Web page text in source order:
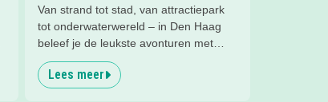
Van strand tot stad, van attractiepark
tot onderwaterwereld – in Den Haag
beleef je de leukste avonturen met
kinderen. En tussendoor? Even
ontspannen met een lekkere lunch op
Lees meer